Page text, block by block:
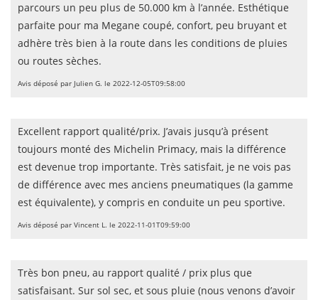
parcours un peu plus de 50.000 km à l’année. Esthétique
parfaite pour ma Megane coupé, confort, peu bruyant et
adhère très bien à la route dans les conditions de pluies
ou routes sèches.
Avis déposé par Julien G. le 2022-12-05T09:58:00
Excellent rapport qualité/prix. J’avais jusqu’à présent
toujours monté des Michelin Primacy, mais la différence
est devenue trop importante. Très satisfait, je ne vois pas
de différence avec mes anciens pneumatiques (la gamme
est équivalente), y compris en conduite un peu sportive.
Avis déposé par Vincent L. le 2022-11-01T09:59:00
Très bon pneu, au rapport qualité / prix plus que
satisfaisant. Sur sol sec, et sous pluie (nous venons d’avoir